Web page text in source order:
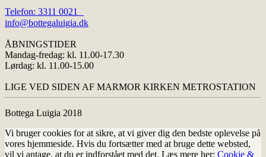
Telefon: 3311 0021
info@bottegaluigia.dk
ÅBNINGSTIDER
Mandag-fredag: kl. 11.00-17.30
Lørdag: kl. 11.00-15.00
LIGE VED SIDEN AF MARMOR KIRKEN METROSTATION
Bottega Luigia 2018
Vi bruger cookies for at sikre, at vi giver dig den bedste oplevelse på
vores hjemmeside. Hvis du fortsætter med at bruge dette websted,
vil vi antage, at du er indforstået med det. Læs mere her: Cookie &